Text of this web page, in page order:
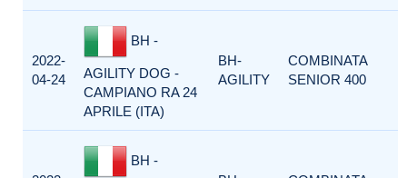
2022-
04-24
BH -
AGILITY DOG -
CAMPIANO RA 24
APRILE (ITA)
BH-
AGILITY
COMBINATA
SENIOR 400
BH -